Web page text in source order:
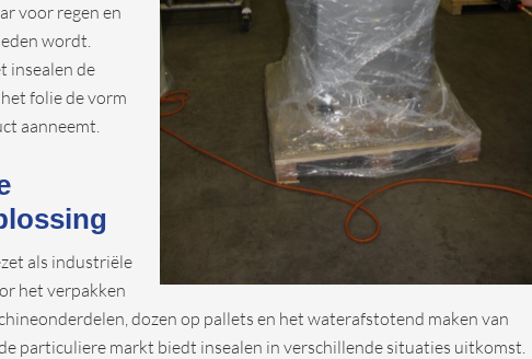
voor regen en
wordt.
insealen de
folie de vorm
aanneemt.
als industriële
het verpakken
dozen op pallets en het waterafstotend maken van
particuliere markt biedt insealen in verschillende situaties uitkomst.